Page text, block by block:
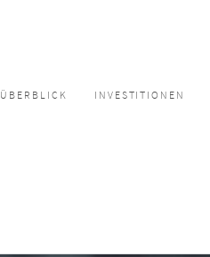
ÜBERBLICK INVESTITIONEN